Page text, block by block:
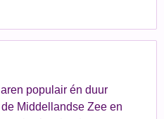
populair én duur
Middellandse Zee en